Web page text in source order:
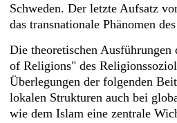
Schweden. Der letzte Aufsatz
das transnationale Phänomen
Die theoretischen
of Religions" des
Überlegungen der folgenden
lokalen Strukturen auch bei
wie dem Islam eine zentrale